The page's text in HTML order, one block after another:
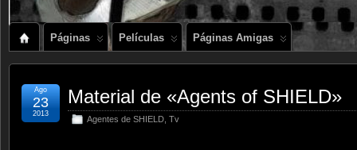
Páginas Películas Páginas Amigas
Material de «Agents of SHIELD»
Agentes de SHIELD Tv
Ago
23
2013